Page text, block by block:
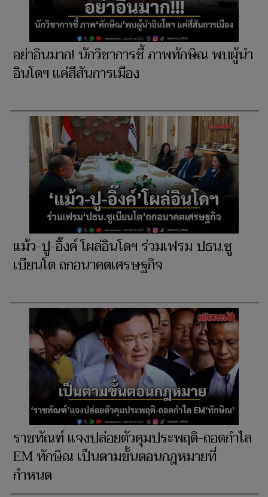
อย่าอินมาก! นักวิชาการชี้ ภาพทักษิณ พบผู้นำ
อินโดฯ แค่สีสันการเมือง
แม้ว-ปู-อิ๊งค์ โผล่อินโดฯ ร่วมเฟรม ปธน.ซู
เบียนโต ถกอนาคตเศรษฐกิจ
ราชทัณฑ์ แจงปล่อยตัวคุมประพฤติ-ถอดกำไล
EM ทักษิณ เป็นตามขั้นตอนกฎหมายที่
กำหนด